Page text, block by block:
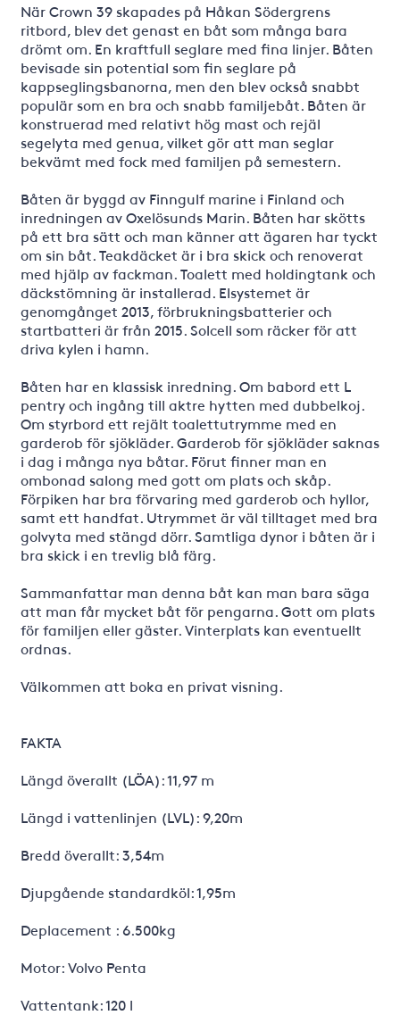
När Crown 39 skapades på Håkan Södergrens
ritbord, blev det genast en båt som många bara
drömt om. En kraftfull seglare med fina linjer. Båten
bevisade sin potential som fin seglare på
kappseglingsbanorna, men den blev också snabbt
populär som en bra och snabb familjebåt. Båten är
konstruerad med relativt hög mast och rejäl
segelyta med genua, vilket gör att man seglar
bekvämt med fock med familjen på semestern.
Båten är byggd av Finngulf marine i Finland och
inredningen av Oxelösunds Marin. Båten har skötts
på ett bra sätt och man känner att ägaren har tyckt
om sin båt. Teakdäcket är i bra skick och renoverat
med hjälp av fackman. Toalett med holdingtank och
däckstömning är installerad. Elsystemet är
genomgånget 2013, förbrukningsbatterier och
startbatteri är från 2015. Solcell som räcker för att
driva kylen i hamn.
Båten har en klassisk inredning. Om babord ett L
pentry och ingång till aktre hytten med dubbelkoj.
Om styrbord ett rejält toalettutrymme med en
garderob för sjökläder. Garderob för sjökläder saknas
i dag i många nya båtar. Förut finner man en
ombonad salong med gott om plats och skåp.
Förpiken har bra förvaring med garderob och hyllor,
samt ett handfat. Utrymmet är väl tilltaget med bra
golvyta med stängd dörr. Samtliga dynor i båten är i
bra skick i en trevlig blå färg.
Sammanfattar man denna båt kan man bara säga
att man får mycket båt för pengarna. Gott om plats
för familjen eller gäster. Vinterplats kan eventuellt
ordnas.
Välkommen att boka en privat visning.
FAKTA
Längd överallt (LÖA): 11,97 m
Längd i vattenlinjen (LVL): 9,20m
Bredd överallt: 3,54m
Djupgående standardköl: 1,95m
Deplacement : 6.500kg
Motor: Volvo Penta
Vattentank: 120 l